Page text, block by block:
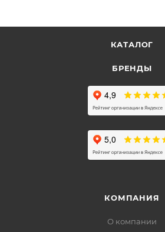
КАТАЛОГ
БРЕНДЫ
КОМПАНИЯ
О компании